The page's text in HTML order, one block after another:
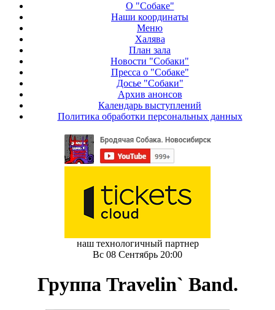
О "Собаке"
Наши координаты
Меню
Халява
План зала
Новости "Собаки"
Пресса о "Собаке"
Досье "Собаки"
Архив анонсов
Календарь выступлений
Политика обработки персональных данных
наш технологичный партнер
Вс 08 Сентябрь 20:00
Группа Travelin` Band.